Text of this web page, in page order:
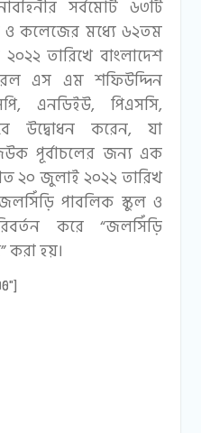
সর্বমোট ৬৩টি
ও কলেজের মধ্যে ৬২তম
২০২২ তারিখে বাংলাদেশ
এস এম শফিউদ্দিন
এনডিইউ, পিএসসি,
উদ্বোধন করেন, যা
পূর্বাচলের জন্য এক
২০ জুলাই ২০২২ তারিখ
পাবলিক স্কুল ও
করে “জলসিঁড়ি
করা হয়।